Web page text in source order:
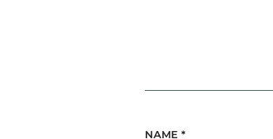
NAME *